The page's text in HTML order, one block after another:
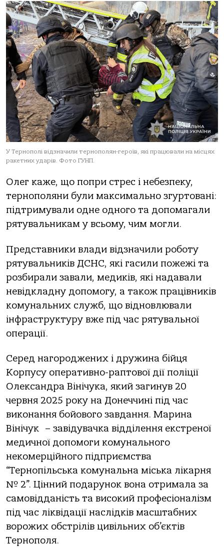
У Тернополі відзначили тернополян-героїв, які працювали на місцях
ракетних ударів. Фото ГУНП.
Олег каже, що попри стрес і небезпеку,
тернополяни були максимально згуртовані:
підтримували одне одного та допомагали
рятувальникам у всьому, чим могли.
Представники влади відзначили роботу
рятувальників ДСНС, які гасили пожежі та
розбирали завали, медиків, які надавали
невідкладну допомогу, а також працівників
комунальних служб, що відновлювали
інфраструктуру вже під час рятувальної
операції.
Серед нагороджених і дружина бійця
Корпусу оперативно-раптової дії поліції
Олександра Вінічука, який загинув 20
червня 2025 року на Донеччині під час
виконання бойового завдання. Марина
Вінічук – завідувачка відділення екстреної
медичної допомоги комунального
некомерційного підприємства
“Тернопільська комунальна міська лікарня
№ 2”. Цінний подарунок вона отримала за
самовідданість та високий професіоналізм
під час ліквідації наслідків масштабних
ворожих обстрілів цивільних об’єктів
Тернополя.